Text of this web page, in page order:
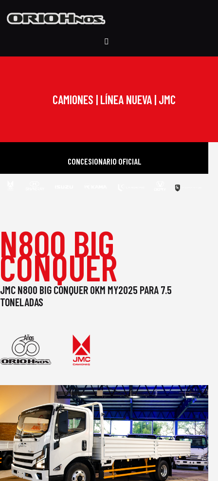
CAMIONES | LÍNEA NUEVA | JMC
CONCESIONARIO OFICIAL
N800 BIG
CONQUER
JMC N800 BIG CONQUER 0KM MY2025 PARA 7.5
TONELADAS